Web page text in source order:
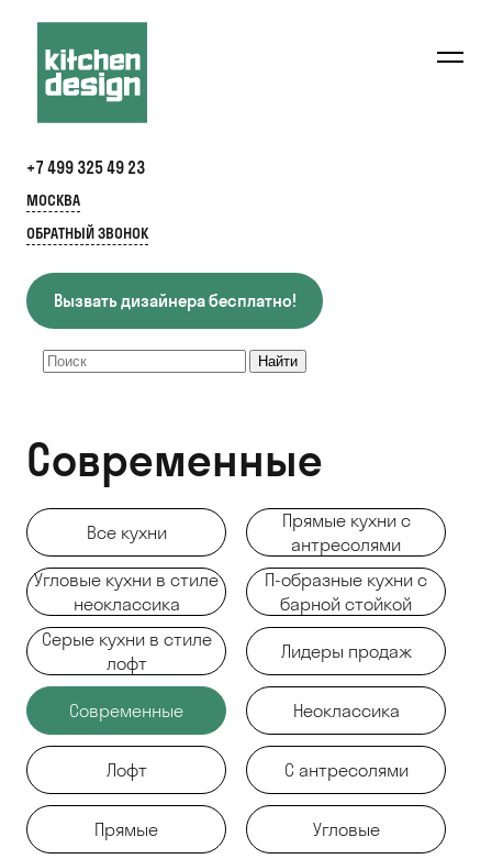
+7 499 325 49 23
МОСКВА
ОБРАТНЫЙ ЗВОНОК
Вызвать дизайнера бесплатно!
Современные
Все кухни
Прямые кухни с
антресолями
Угловые кухни в стиле
неоклассика
П-образные кухни с
барной стойкой
Серые кухни в стиле
лофт
Лидеры продаж
Современные Неоклассика
Лофт С антресолями
Прямые Угловые